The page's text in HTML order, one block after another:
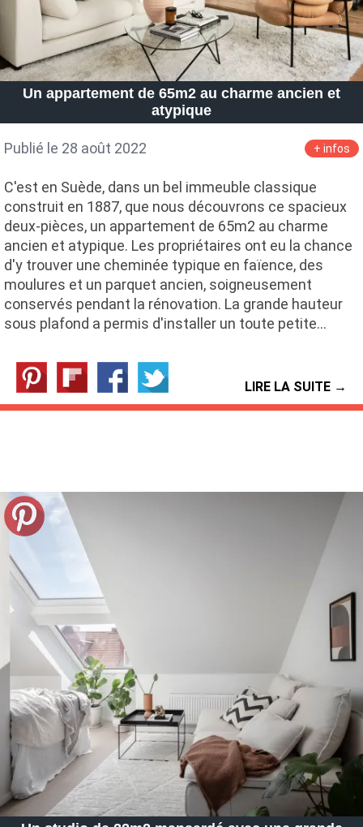
Un appartement de 65m2 au charme ancien et
atypique
Publié le 28 août 2022 + infos
C'est en Suède, dans un bel immeuble classique
construit en 1887, que nous découvrons ce spacieux
deux-pièces, un appartement de 65m2 au charme
ancien et atypique. Les propriétaires ont eu la chance
d'y trouver une cheminée typique en faïence, des
moulures et un parquet ancien, soigneusement
conservés pendant la rénovation. La grande hauteur
sous plafond a permis d'installer un toute petite…
LIRE LA SUITE →